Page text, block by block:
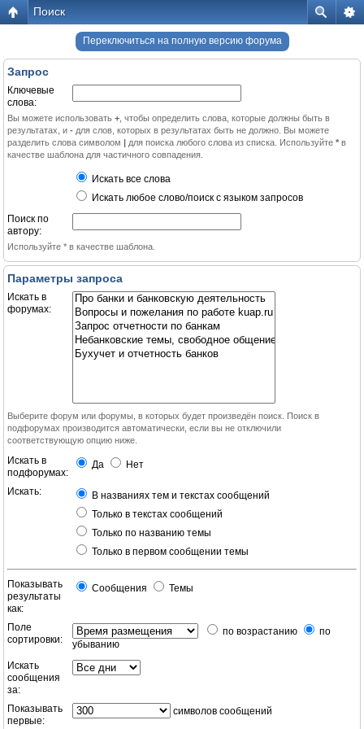
Поиск
Переключиться на полную версию форума
Запрос
Ключевые
слова:
Вы можете использовать + , чтобы определить слова, которые должны быть в
результатах, и - для слов, которых в результатах быть не должно. Вы можете
разделить слова символом | для поиска любого слова из списка. Используйте * в
качестве шаблона для частичного совпадения.
Искать все слова
Искать любое слово/поиск с языком запросов
Поиск по
автору:
Используйте * в качестве шаблона.
Параметры запроса
Искать в
форумах:
Выберите форум или форумы, в которых будет произведён поиск. Поиск в
подфорумах производится автоматически, если вы не отключили
соответствующую опцию ниже.
Искать в
подфорумах:
Да Нет
Искать:
В названиях тем и текстах сообщений
Только в текстах сообщений
Только по названию темы
Только в первом сообщении темы
Показывать
результаты
как:
Сообщения Темы
Поле
сортировки:
по возрастанию
по
убыванию
Искать
сообщения
за:
Показывать
первые:
символов сообщений